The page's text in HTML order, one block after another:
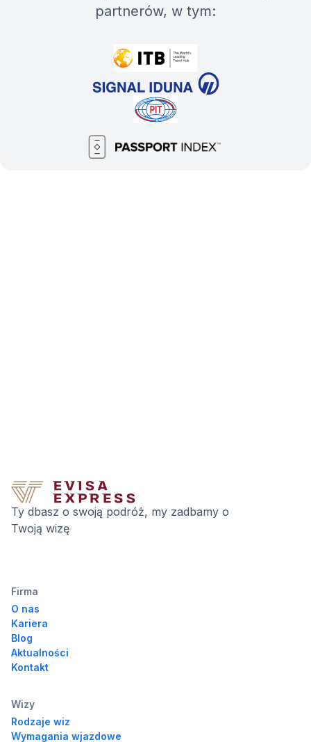
partnerów, w tym:
Ty dbasz o swoją podróż, my zadbamy o
Twoją wizę
Firma
O nas
Kariera
Blog
Aktualności
Kontakt
Wizy
Rodzaje wiz
Wymagania wjazdowe